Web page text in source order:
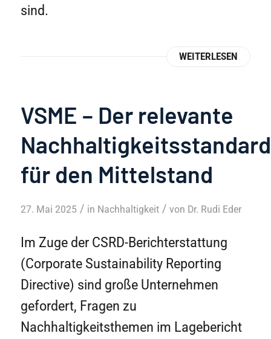
sind.
WEITERLESEN
VSME – Der relevante
Nachhaltigkeitsstandard
für den Mittelstand
27. Mai 2025 / in Nachhaltigkeit / von Dr. Rudi Eder
Im Zuge der CSRD-Berichterstattung
(Corporate Sustainability Reporting
Directive) sind große Unternehmen
gefordert, Fragen zu
Nachhaltigkeitsthemen im Lagebericht